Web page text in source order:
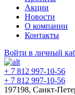
Акции
Новости
О компании
Контакты
Войти в личный
+ 7 812 997-10-56
+ 7 812 997-10-56
197198, Санкт-